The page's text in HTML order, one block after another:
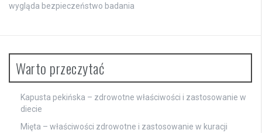
wygląda bezpieczeństwo badania
Warto przeczytać
Kapusta pekińska – zdrowotne właściwości i zastosowanie w
diecie
Mięta – właściwości zdrowotne i zastosowanie w kuracji